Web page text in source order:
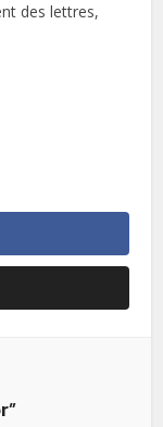
des lettres,